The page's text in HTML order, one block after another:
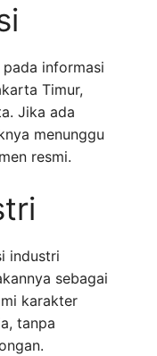
informasi
Timur,
Jika ada
menunggu
resmi.
industri
sebagai
karakter
tanpa